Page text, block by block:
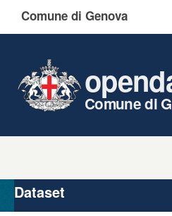
Comune di Genova
Comune di
Organizzazioni
Gruppi
Dataset